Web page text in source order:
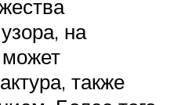
на
также